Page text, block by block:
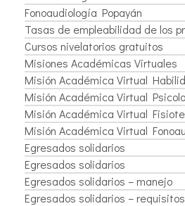
Fonoaudiología Popayán
Tasas de empleabilidad de los
Cursos nivelatorios gratuitos
Misiones Académicas Virtuales
Misión Académica Virtual
Misión Académica Virtual
Misión Académica Virtual
Misión Académica Virtual
Egresados solidarios
Egresados solidarios
Egresados solidarios – manejo
Egresados solidarios – requisitos